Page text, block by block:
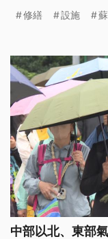
修繕 設施
中部以北、東部